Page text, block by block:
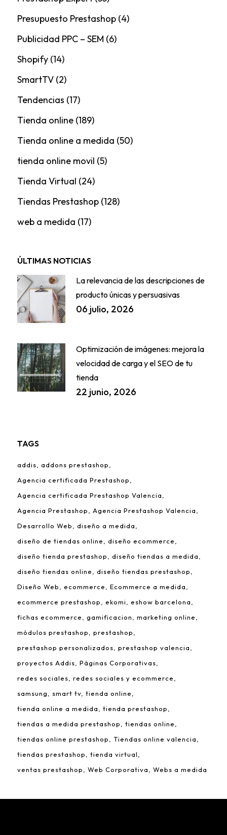
Presupuesto Prestashop(4)
Publicidad PPC – SEM (6)
Shopify(14)
SmartTV(2)
Tendencias (17)
Tienda online(189)
Tienda online a medida (50)
tienda online movil (5)
Tienda Virtual (24)
Tiendas Prestashop(128)
web a medida (17)
ÚLTIMAS NOTICIAS
La relevancia de las descripciones de
producto únicas y persuasivas
06 julio, 2026
Optimización de imágenes: mejora la
velocidad de carga y el SEO de tu
tienda
22 junio, 2026
TAGS
addis
addons prestashop
Agencia certificada Prestashop
Agencia certificada Prestashop Valencia
Agencia Prestashop
Agencia Prestashop Valencia
Desarrollo Web
diseño a medida
diseño de tiendas online
diseño ecommerce
diseño tienda prestashop
diseño tiendas a medida
diseño tiendas online
diseño tiendas prestashop
Diseño Web
ecommerce
Ecommerce a medida
ecommerce prestashop
ekomi
eshow barcelona
fichas ecommerce
gamificacion
marketing online
módulos prestashop
prestashop
prestashop personalizados
prestashop valencia
proyectos Addis
Páginas Corporativas
redes sociales
redes sociales y ecommerce
samsung
smart tv tienda online
tienda online a medida
tienda prestashop
tiendas a medida prestashop
tiendas online
tiendas online prestashop
Tiendas online valencia
tiendas prestashop
tienda virtual
ventas prestashop
Web Corporativa Webs a medida